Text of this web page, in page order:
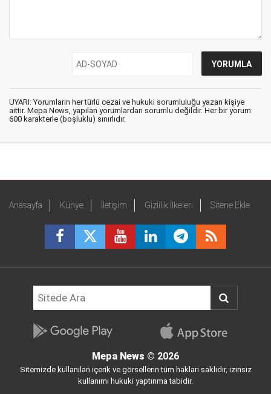
UYARI: Yorumların her türlü cezai ve hukuki sorumluluğu yazan kişiye
aittir. Mepa News, yapılan yorumlardan sorumlu değildir. Her bir yorum
600 karakterle (boşluklu) sınırlıdır.
Anasayfa Künye İletişim Gizlilik İlkeleri Sitene Ekle
Mepa News © 2026
Sitemizde kullanılan içerik ve görsellerin tüm hakları saklıdır, izinsiz
kullanımı hukuki yaptırıma tabidir.